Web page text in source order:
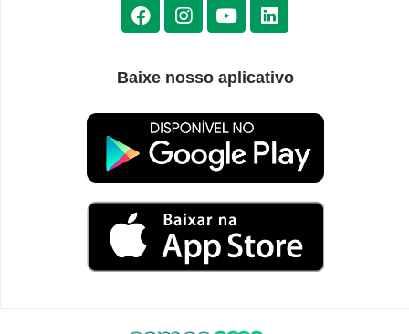
Baixe nosso aplicativo